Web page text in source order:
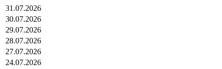
31.07.2026
30.07.2026
29.07.2026
28.07.2026
27.07.2026
24.07.2026